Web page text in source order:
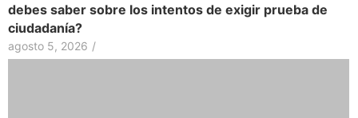
debes saber sobre los intentos de exigir prueba de
ciudadanía?
agosto 5, 2026 /